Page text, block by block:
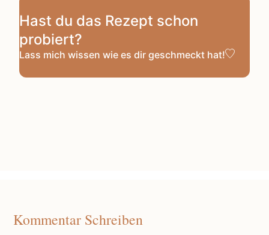
Hast du das Rezept schon
probiert?
Lass mich wissen wie es dir geschmeckt hat!
Kommentar Schreiben